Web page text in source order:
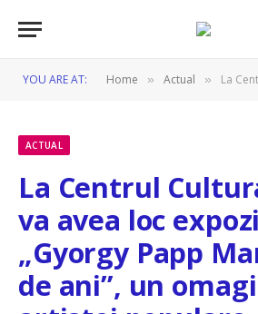
YOU ARE AT: Home » Actual » La Centrul Cultural Reduta
ACTUAL
La Centrul
va avea loc
„Gyorgy Papp
de ani”, un